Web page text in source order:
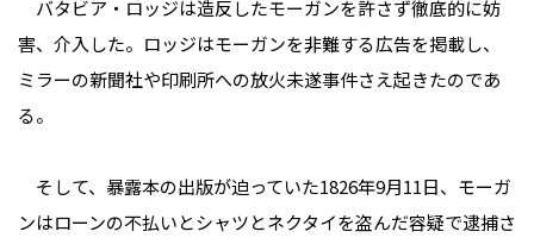
バタビア・ロッジは造反したモーガンを許さず徹底的に妨
害、介入した。ロッジはモーガンを非難する広告を掲載し、
ミラーの新聞社や印刷所への放火未遂事件さえ起きたのであ
る。
そして、暴露本の出版が迫っていた1826年9月11日、モーガ
ンはローンの不払いとシャツとネクタイを盗んだ容疑で逮捕さ